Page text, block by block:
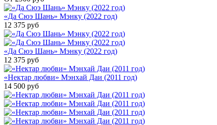
«Да Сюэ Шань» Мэнку (2022 год)
12 375 руб
«Да Сюэ Шань» Мэнку (2022 год)
12 375 руб
«Нектар любви» Мэнхай Даи (2011 год)
14 500 руб